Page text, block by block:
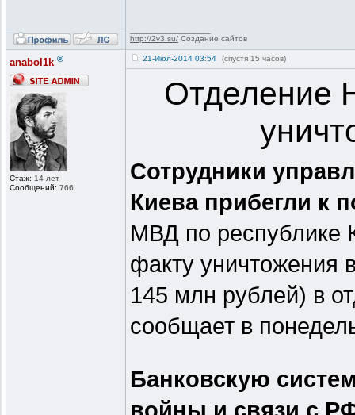
http://2v3.su/ Создание сайтов
anabol1k ®
Стаж: 14 лет
Сообщений: 766
21-Июл-2014 03:54 (спустя 15 часов)
Отделение
Сотрудники
Киева прибегли к
МВД по республике
факту уничтожения
145 млн рублей) в
сообщает в
Банковскую